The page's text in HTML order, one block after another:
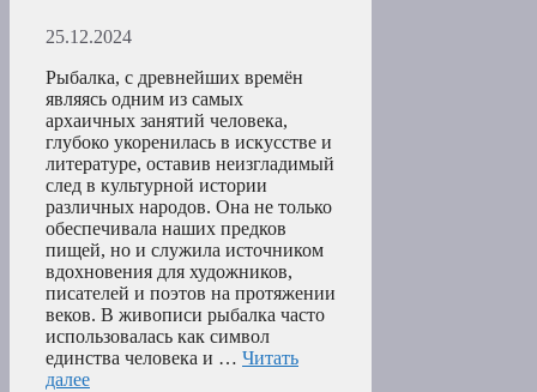
25.12.2024
Рыбалка, с древнейших времён
являясь одним из самых
архаичных занятий человека,
глубоко укоренилась в искусстве и
литературе, оставив неизгладимый
след в культурной истории
различных народов. Она не только
обеспечивала наших предков
пищей, но и служила источником
вдохновения для художников,
писателей и поэтов на протяжении
веков. В живописи рыбалка часто
использовалась как символ
единства человека и … Читать
далее